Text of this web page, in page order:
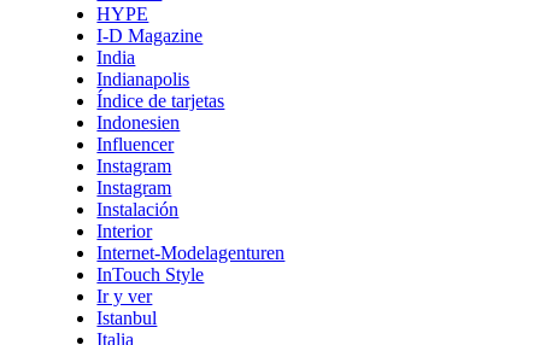
HYPE
I-D Magazine
India
Indianapolis
Índice de tarjetas
Indonesien
Influencer
Instagram
Instagram
Instalación
Interior
Internet-Modelagenturen
InTouch Style
Ir y ver
Istanbul
Italia